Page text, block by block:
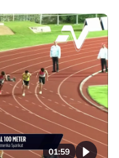
01:59